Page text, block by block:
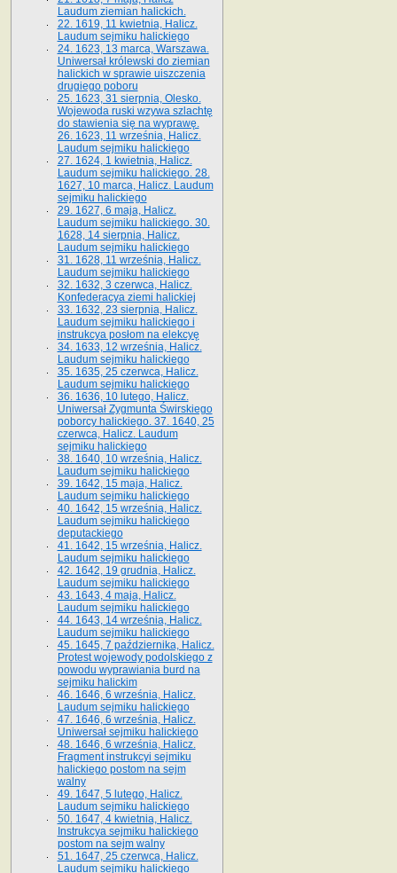
Laudum ziemian halickich.
22. 1619, 11 kwietnia, Halicz.
Laudum sejmiku halickiego
24. 1623, 13 marca, Warszawa.
Uniwersał królewski do ziemian
halickich w sprawie uiszczenia
drugiego poboru
25. 1623, 31 sierpnia, Olesko.
Wojewoda ruski wzywa szlachtę
do stawienia się na wyprawę.
26. 1623, 11 września, Halicz.
Laudum sejmiku halickiego
27. 1624, 1 kwietnia, Halicz.
Laudum sejmiku halickiego. 28.
1627, 10 marca, Halicz. Laudum
sejmiku halickiego
29. 1627, 6 maja, Halicz.
Laudum sejmiku halickiego. 30.
1628, 14 sierpnia, Halicz.
Laudum sejmiku halickiego
31. 1628, 11 września, Halicz.
Laudum sejmiku halickiego
32. 1632, 3 czerwca, Halicz.
Konfederacya ziemi halickiej
33. 1632, 23 sierpnia, Halicz.
Laudum sejmiku halickiego i
instrukcya posłom na elekcyę
34. 1633, 12 września, Halicz.
Laudum sejmiku halickiego
35. 1635, 25 czerwca, Halicz.
Laudum sejmiku halickiego
36. 1636, 10 lutego, Halicz.
Uniwersał Zygmunta Świrskiego
poborcy halickiego. 37. 1640, 25
czerwca, Halicz. Laudum
sejmiku halickiego
38. 1640, 10 września, Halicz.
Laudum sejmiku halickiego
39. 1642, 15 maja, Halicz.
Laudum sejmiku halickiego
40. 1642, 15 września, Halicz.
Laudum sejmiku halickiego
deputackiego
41. 1642, 15 września, Halicz.
Laudum sejmiku halickiego
42. 1642, 19 grudnia, Halicz.
Laudum sejmiku halickiego
43. 1643, 4 maja, Halicz.
Laudum sejmiku halickiego
44. 1643, 14 września, Halicz.
Laudum sejmiku halickiego
45. 1645, 7 października, Halicz.
Protest wojewody podolskiego z
powodu wyprawiania burd na
sejmiku halickim
46. 1646, 6 września, Halicz.
Laudum sejmiku halickiego
47. 1646, 6 września, Halicz.
Uniwersał sejmiku halickiego
48. 1646, 6 września, Halicz.
Fragment instrukcyi sejmiku
halickiego postom na sejm
walny
49. 1647, 5 lutego, Halicz.
Laudum sejmiku halickiego
50. 1647, 4 kwietnia, Halicz.
Instrukcya sejmiku halickiego
postom na sejm walny
51. 1647, 25 czerwca, Halicz.
Laudum sejmiku halickiego